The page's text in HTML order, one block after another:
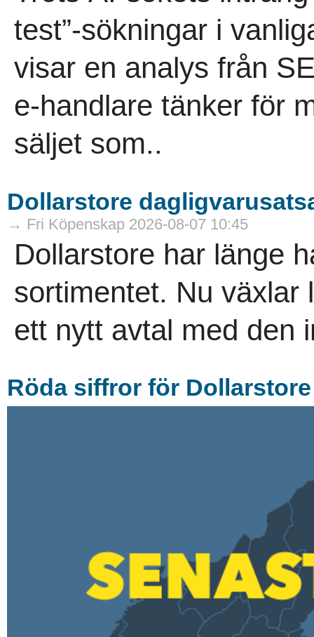
test”-sökningar i
visar en analys från
e-handlare tänker för
säljet som..
Dollarstore
→ Fri Köpenskap 2026-08-07 10:45
Dollarstore har länge
sortimentet. Nu växlar
ett nytt avtal med den
Röda siffror för Dollarstore